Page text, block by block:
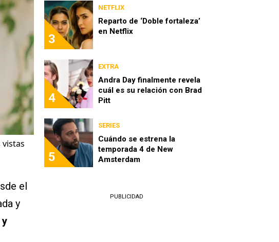
el
y
3
NETFLIX
Reparto de ‘Doble fortaleza’
en Netflix
4
EXTRA
Andra Day finalmente revela
cuál es su relación con Brad
Pitt
5
SERIES
Cuándo se estrena la
temporada 4 de New
Amsterdam
PUBLICIDAD